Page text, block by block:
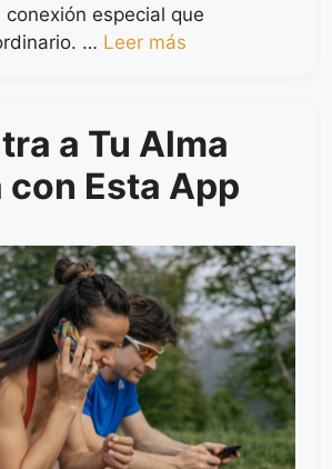
especial que
… Leer más
a Tu Alma
con Esta App